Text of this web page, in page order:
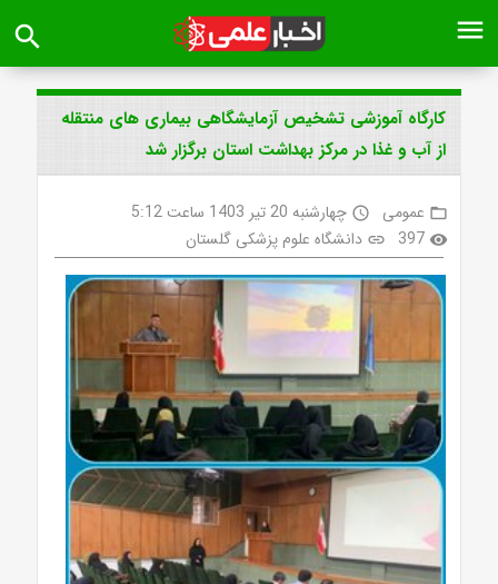
menu
search
کارگاه آموزشی تشخیص آزمایشگاهی بیماری های منتقله
از آب و غذا در مرکز بهداشت استان برگزار شد
folder_open عمومی access_time چهارشنبه 20 تیر 1403 ساعت 5:12
visibility
397
link دانشگاه علوم پزشکی گلستان